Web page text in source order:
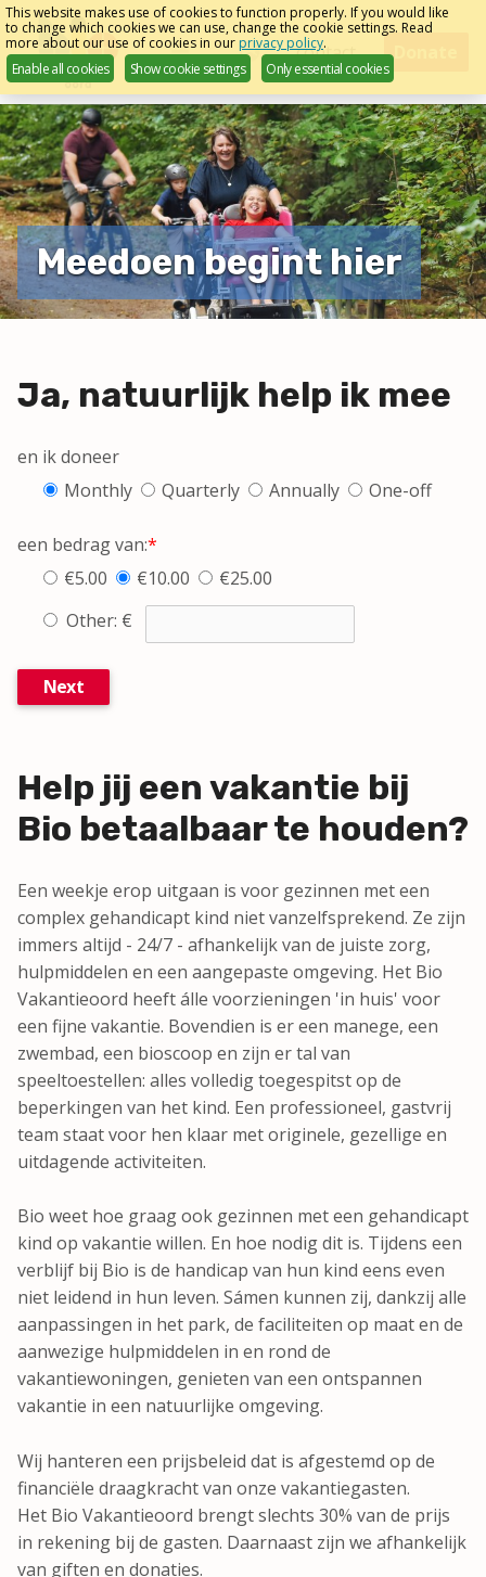
Skip
links
Jump
to
navigation
Jump
to
main
content
Menu
English
contact
Meedoen begint hier
Ja, natuurlijk help ik mee
en ik doneer
Monthly
Quarterly Annually One-off
een bedrag van:*
€5.00
€10.00
€25.00
Other: €
Next
Help jij een vakantie bij
Bio betaalbaar te houden?
Een weekje erop uitgaan is voor gezinnen met een
complex gehandicapt kind niet vanzelfsprekend. Ze zijn
immers altijd - 24/7 - afhankelijk van de juiste zorg,
hulpmiddelen en een aangepaste omgeving. Het Bio
Vakantieoord heeft álle voorzieningen 'in huis' voor
een fijne vakantie. Bovendien is er een manege, een
zwembad, een bioscoop en zijn er tal van
speeltoestellen: alles volledig toegespitst op de
beperkingen van het kind. Een professioneel, gastvrij
team staat voor hen klaar met originele, gezellige en
uitdagende activiteiten.
Bio weet hoe graag ook gezinnen met een gehandicapt
kind op vakantie willen. En hoe nodig dit is. Tijdens een
verblijf bij Bio is de handicap van hun kind eens even
niet leidend in hun leven. Sámen kunnen zij, dankzij alle
aanpassingen in het park, de faciliteiten op maat en de
aanwezige hulpmiddelen in en rond de
vakantiewoningen, genieten van een ontspannen
vakantie in een natuurlijke omgeving.
Wij hanteren een prijsbeleid dat is afgestemd op de
financiële draagkracht van onze vakantiegasten.
Het Bio Vakantieoord brengt slechts 30% van de prijs
in rekening bij de gasten. Daarnaast zijn we afhankelijk
van giften en donaties.
This website makes use of cookies to function properly. If you would like
to change which cookies we can use, change the cookie settings. Read
more about our use of cookies in ourprivacy policy.
Enable all cookies
Show cookie settings Only essential cookies